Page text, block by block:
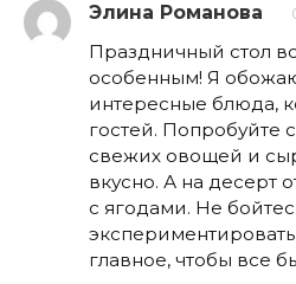
Элина Романова
Праздничный стол
особенным! Я
интересные блюда,
гостей. Попробуйте
свежих овощей и
вкусно. А на десерт
с ягодами. Не
главное, чтобы все